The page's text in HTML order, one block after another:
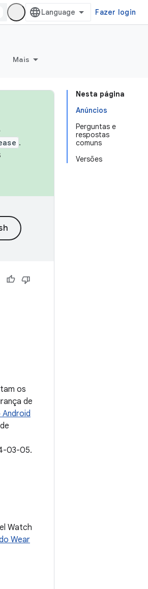
Fazer login
Mais
Nesta página
Anúncios
Perguntas e
respostas
comuns
Versões
.
os
de
03-05.
Watch
Wear